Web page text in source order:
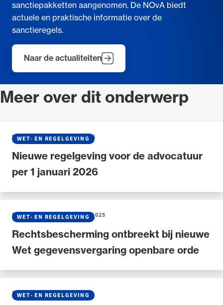
sanctiepakketten aangenomen. De NOvA biedt
actuele en praktische informatie over de
sanctieregels.
Naar de actualiteiten
Meer over dit onderwerp
Nieuwe regelgeving voor de advocatuur
per 1 januari 2026
WET- EN REGELGEVING
NIEUWS• 07 JANUARI 2026
Rechtsbescherming ontbreekt bij nieuwe
Wet gegevensvergaring openbare orde
WET- EN REGELGEVING
NIEUWS• 23 SEPTEMBER 2025
WET- EN REGELGEVING
NIEUWS• 09 JULI 2025